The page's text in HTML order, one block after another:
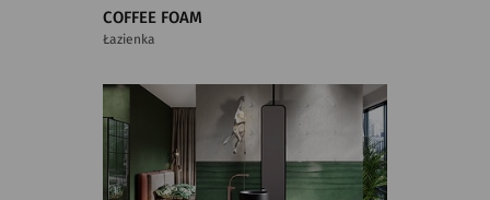
COFFEE FOAM
Łazienka